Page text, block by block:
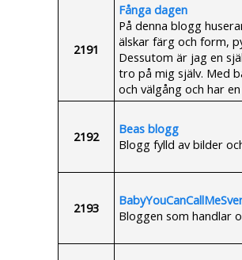
2191
Fånga dagen
På denna blogg
älskar färg och form,
Dessutom är jag en
tro på mig själv. Med
och välgång och har
2192
Beas blogg
Blogg fylld av bilder
2193
Bloggen som handlar